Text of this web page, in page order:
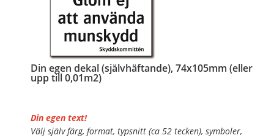
Din egen dekal (självhäftande), 74x105mm (eller
upp till 0,01m2)
Din egen text!
Välj själv färg, format, typsnitt (ca 52 tecken), symboler,